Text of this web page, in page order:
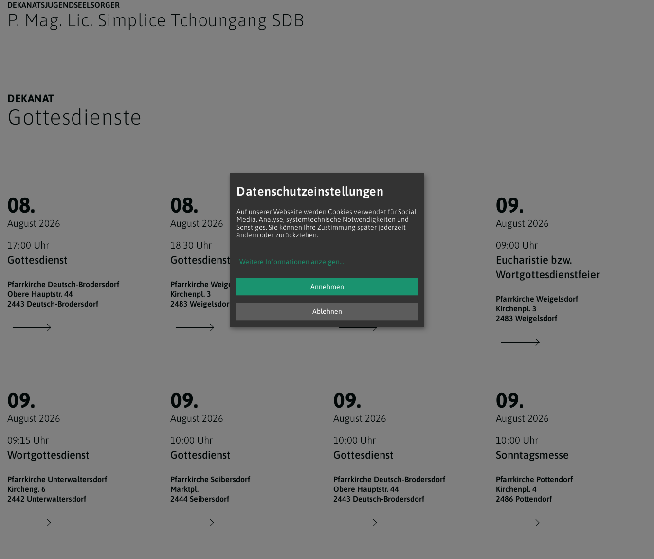
DEKANATSJUGENDSEELSORGER
P. Mag. Lic. Simplice Tchoungang SDB
DEKANAT
Gottesdienste
08.
August 2026
17:00 Uhr
Gottesdienst
Pfarrkirche Deutsch-Brodersdorf
Obere Hauptstr. 44
2443 Deutsch-Brodersdorf
08.
August 2026
18:30 Uhr
Gottesdienst
Pfarrkirche Weigelsdorf
Kirchenpl. 3
2483 Weigelsdorf
09.
August 2026
Gottesdienst
Pfarrkirche Reisenberg
Weinbergweg 1
2440 Reisenberg
09.
August 2026
09:00 Uhr
Eucharistie bzw.
Wortgottesdienstfeier
Pfarrkirche Weigelsdorf
Kirchenpl. 3
2483 Weigelsdorf
09.
August 2026
09:15 Uhr
Wortgottesdienst
Pfarrkirche Unterwaltersdorf
Kircheng. 6
2442 Unterwaltersdorf
09.
August 2026
10:00 Uhr
Gottesdienst
Pfarrkirche Seibersdorf
Marktpl.
2444 Seibersdorf
09.
August 2026
10:00 Uhr
Gottesdienst
Pfarrkirche Deutsch-Brodersdorf
Obere Hauptstr. 44
2443 Deutsch-Brodersdorf
09.
August 2026
10:00 Uhr
Sonntagsmesse
Pfarrkirche Pottendorf
Kirchenpl. 4
2486 Pottendorf
Datenschutzeinstellungen
Auf unserer Webseite werden Cookies verwendet für Social
Media, Analyse, systemtechnische Notwendigkeiten und
Sonstiges. Sie können Ihre Zustimmung später jederzeit
ändern oder zurückziehen.
Weitere Informationen anzeigen...
Ablehnen
Annehmen